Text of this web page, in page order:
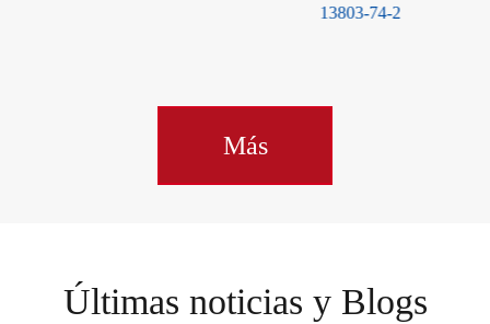
13803-74-2
Más
Últimas noticias y Blogs